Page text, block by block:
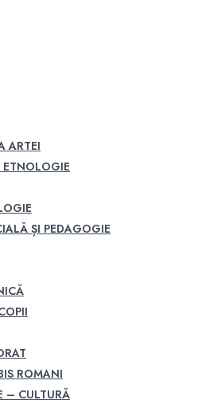
ARTEI
ETNOLOGIE
ȘI PEDAGOGIE
ROMANI
– CULTURĂ